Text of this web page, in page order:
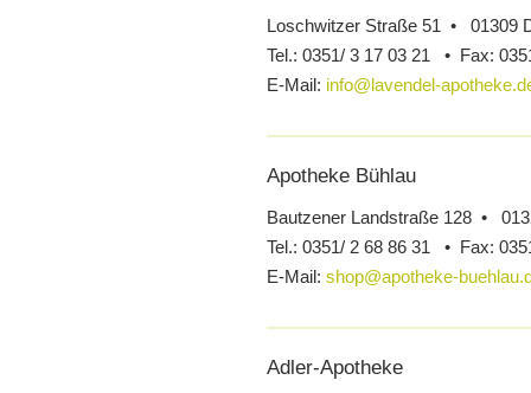
Loschwitzer Straße 51 • 01309
Tel.: 0351/ 3 17 03 21 • Fax:
E-Mail: info@lavendel-
Apotheke Bühlau
Bautzener Landstraße 128 •
Tel.: 0351/ 2 68 86 31 • Fax:
E-Mail: shop@apotheke-
Adler-Apotheke